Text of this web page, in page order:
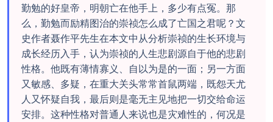
勤勉的好皇帝，明朝亡在他手上，多少有点冤。那
么，勤勉而励精图治的崇祯怎么成了亡国之君呢？文
史作者聂作平先生在本文中从分析崇祯的生长环境与
成长经历入手，认为崇祯的人生悲剧源自于他的悲剧
性格。他既有薄情寡义、自以为是的一面；另一方面
又敏感、多疑，在重大关头常常首鼠两端，既怨天尤
人又怀疑自我，最后则是毫无主见地把一切交给命运
安排。这种性格对普通人来说也是灾难性的，何况是